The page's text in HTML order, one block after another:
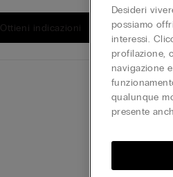
Ottieni indicazioni
Desideri
possiamo
interessi.
profilazione,
navigazione
qualunque
presente